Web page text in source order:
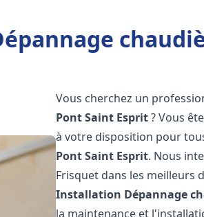
Vous cherchez un
Pont Saint Esprit? Vous
à votre disposition pour
Pont Saint Esprit. Nous
Frisquet dans les meilleurs
Installation Dépannage
la maintenance et